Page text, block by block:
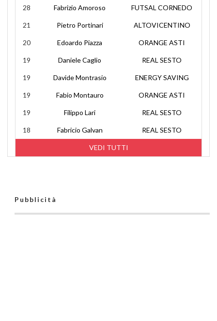
VEDI TUTTI
28 Fabrizio Amoroso FUTSAL CORNEDO
21 Pietro Portinari ALTOVICENTINO
20 Edoardo Piazza ORANGE ASTI
19 Daniele Caglio REAL SESTO
19 Davide Montrasio ENERGY SAVING
19 Fabio Montauro ORANGE ASTI
19 Filippo Lari REAL SESTO
18 Fabricio Galvan REAL SESTO
Pubblicità